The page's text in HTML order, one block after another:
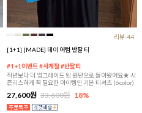
리뷰:44
[1+1] [MADE] 데이 어텀 반팔 티
#1+1이벤트 #사계절 #반팔티
작년보다 더 업그레이드 된 원단으로 돌아왔어요★ 시
즌리스하게 꼭 필요한 아이템인 기본 티셔츠 (6color)
27,600원 33,600원 18%